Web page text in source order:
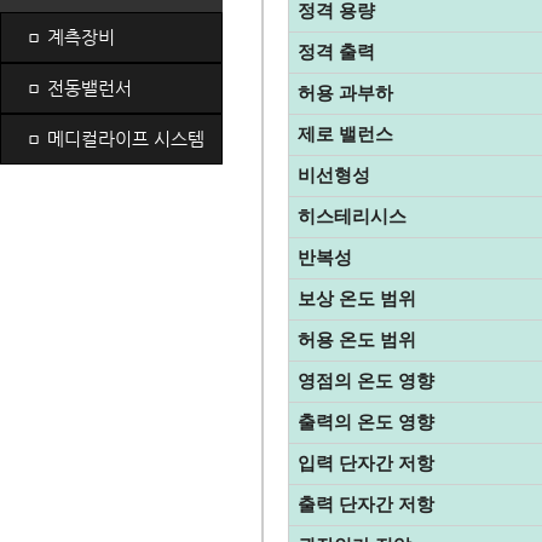
ㅁ 계측장비
ㅁ 전동밸런서
ㅁ 메디컬라이프 시스템
정격 용량
정격 출력
허용 과부하
제로 밸런스
비선형성
히스테리시스
반복성
보상 온도 범위
허용 온도 범위
영점의 온도 영향
출력의 온도 영향
입력 단자간 저항
출력 단자간 저항